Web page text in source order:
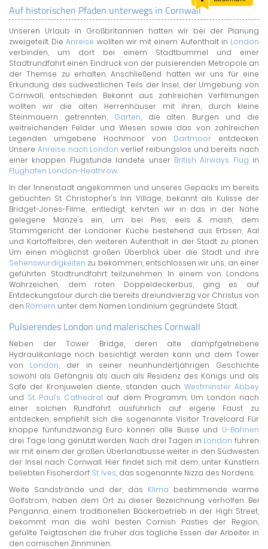
LAND & LEUTE
LERNCENTER
ENGLISCH
ENGLAND ZUHAUSE
BRITISH SHOP
Auf historischen Pfaden unterwegs in Cornwall
Unseren Urlaub in Großbritannien hatten wir bei der Planung
zweigeteilt. DieAnreise wollten wir mit einem Aufenthalt in London
verbinden, um dort bei einem Stadtbummel und einer
Stadtrundfahrt einen Eindruck von der pulsierenden Metropole an
der Themse zu erhalten. Anschließend hatten wir uns für eine
Erkundung des südwestlichen Teils der Insel, der Umgebung von
Cornwall, entschieden. Bekannt aus zahlreichen Verfilmungen
wollten wir die alten Herrenhäuser mit ihren, durch kleine
Steinmauern getrennten, Gärten, die alten Burgen und die
weitreichenden Felder und Wiesen sowie das von zahlreichen
Legenden umgebene Hochmoor von Dartmoor entdecken.
Unsere Anreise nach London verlief reibungslos und bereits nach
einer knappen Flugstunde landete unser British Airways Flug in
Flughafen London-Heathrow.
In der Innenstadt angekommen und unseres Gepäcks im bereits
gebuchten St Christopher's Inn Village, bekannt als Kulisse der
Bridget-Jones-Filme, entledigt, kehrten wir in das in der Nähe
gelegene Manze's ein, um bei Pies, eels & mash, dem
Stammgericht der Londoner Küche bestehend aus Erbsen, Aal
und Kartoffelbrei, den weiteren Aufenthalt in der Stadt zu planen.
Um einen möglichst großen Überblick über die Stadt und ihre
Sehenswürdigkeiten zu bekommen, entschlossen wir uns, an einer
geführten Stadtrundfahrt teilzunehmen. In einem von Londons
Wahrzeichen, dem roten Doppeldeckerbus, ging es auf
Entdeckungstour durch die bereits dreiundvierzig vor Christus von
den Römern unter dem Namen Londinium gegründete Stadt.
Pulsierendes London und malerisches Cornwall
Neben der Tower Bridge, deren alte dampfgetriebene
Hydraulikanlage noch besichtigt werden kann und dem Tower
von London, der in seiner neunhundertjährigen Geschichte
sowohl als Gefängnis als auch als Residenz des Königs und als
Safe der Kronjuwelen diente, standen auch Westminster Abbey
und St. Paul's Cathedral auf dem Programm. Um London nach
einer solchen Rundfahrt ausführlich auf eigene Faust zu
entdecken, empfiehlt sich die sogenannte Visitor Travelcard. Für
knappe fünfundzwanzig Euro können alle Busse und U-Bahnen
drei Tage lang genutzt werden. Nach drei Tagen in London fuhren
wir mit einem der großen Überlandbusse weiter in den Südwesten
der Insel nach Cornwall. Hier findet sich mit dem, unter Künstlern
beliebten Fischerdorf St. Ives, das sogenannte Nizza des Nordens.
Weite Sandstrände und der, das Klima bestimmende warme
Golfstrom, haben dem Ort zu dieser Bezeichnung verholfen. Bei
Penganna, einem traditionellen Bäckerbetrieb in der High Street,
bekommt man die wohl besten Cornish Pasties der Region,
gefüllte Teigtaschen die früher das tägliche Essen der Arbeiter in
den cornischen Zinnminen.